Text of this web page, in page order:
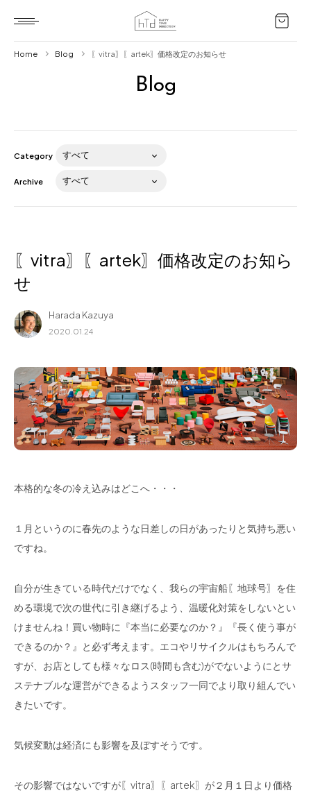
Blog
About us
for Business
Contact
Blog
Home Blog 〖vitra〗〖artek〗価格改定のお知らせ
Category
Archive
〖vitra〗〖artek〗価格改定のお知ら
せ
Harada Kazuya
2020.01.24
本格的な冬の冷え込みはどこへ・・・
１月というのに春先のような日差しの日があったりと気持ち悪い
ですね。
自分が生きている時代だけでなく、我らの宇宙船〖地球号〗を住
める環境で次の世代に引き継げるよう、温暖化対策をしないとい
けませんね！買い物時に『本当に必要なのか？』『長く使う事が
できるのか？』と必ず考えます。エコやリサイクルはもちろんで
すが、お店としても様々なロス(時間も含む)がでないようにとサ
ステナブルな運営ができるようスタッフ一同でより取り組んでい
きたいです。
気候変動は経済にも影響を及ぼすそうです。
その影響ではないですが〖vitra〗〖artek〗が２月１日より価格